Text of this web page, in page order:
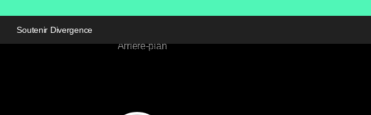
Soutenir Divergence